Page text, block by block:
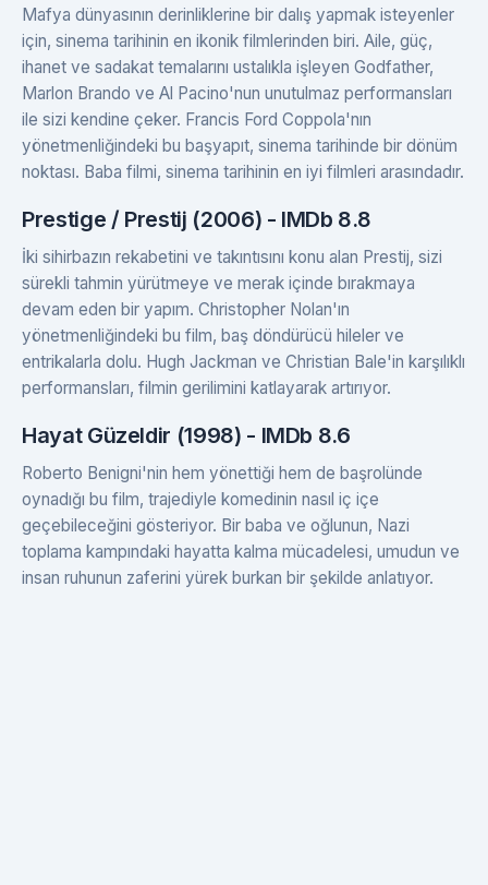
Mafya dünyasının derinliklerine bir dalış yapmak isteyenler
için, sinema tarihinin en ikonik filmlerinden biri. Aile, güç,
ihanet ve sadakat temalarını ustalıkla işleyen Godfather,
Marlon Brando ve Al Pacino'nun unutulmaz performansları
ile sizi kendine çeker. Francis Ford Coppola'nın
yönetmenliğindeki bu başyapıt, sinema tarihinde bir dönüm
noktası. Baba filmi, sinema tarihinin en iyi filmleri arasındadır.
Prestige / Prestij (2006) - IMDb 8.8
İki sihirbazın rekabetini ve takıntısını konu alan Prestij, sizi
sürekli tahmin yürütmeye ve merak içinde bırakmaya
devam eden bir yapım. Christopher Nolan'ın
yönetmenliğindeki bu film, baş döndürücü hileler ve
entrikalarla dolu. Hugh Jackman ve Christian Bale'in karşılıklı
performansları, filmin gerilimini katlayarak artırıyor.
Hayat Güzeldir (1998) - IMDb 8.6
Roberto Benigni'nin hem yönettiği hem de başrolünde
oynadığı bu film, trajediyle komedinin nasıl iç içe
geçebileceğini gösteriyor. Bir baba ve oğlunun, Nazi
toplama kampındaki hayatta kalma mücadelesi, umudun ve
insan ruhunun zaferini yürek burkan bir şekilde anlatıyor.